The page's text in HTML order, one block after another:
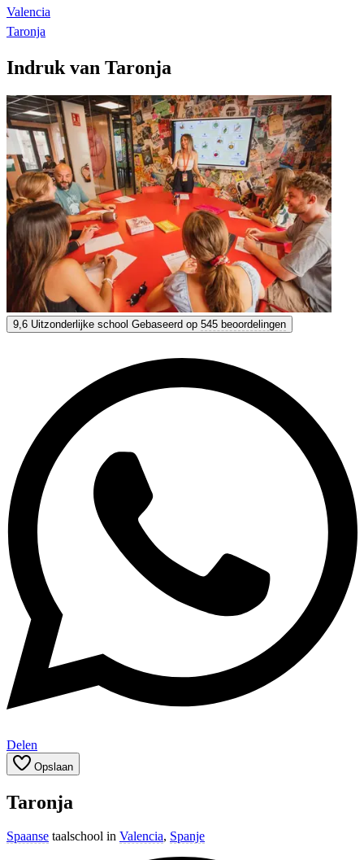
Valencia
Taronja
Indruk van Taronja
Taronja
9,6 Uitzonderlijk Gebaseerd op 545 beoordelingen
Krijg persoonlijk advies
9,6 Uitzonderlijke school Gebaseerd op 545 beoordelingen
Delen
Opslaan
Taronja
Spaanse taalschool in Valencia, Spanje